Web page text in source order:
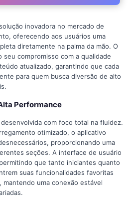
inovadora no mercado de
oferecendo aos usuários uma
diretamente na palma da mão. O
compromisso com a qualidade
atualizado, garantindo que cada
para quem busca diversão de alto
Performance
com foco total na fluidez.
otimizado, o aplicativo
proporcionando uma
seções. A interface de usuário
que tanto iniciantes quanto
suas funcionalidades favoritas
uma conexão estável